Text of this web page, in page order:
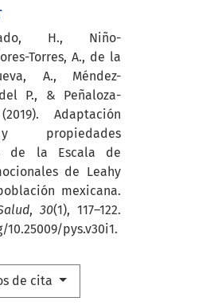
H., Niño-
Torres, A., de la
A., Méndez-
P., & Peñaloza-
Adaptación
propiedades
de la Escala de
de Leahy
mexicana.
, 30(1), 117–122.
pys.v30i1.
de cita